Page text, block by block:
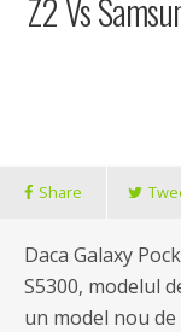
Z2 Vs
Share
Daca Galaxy
S5300, modelul
un model nou